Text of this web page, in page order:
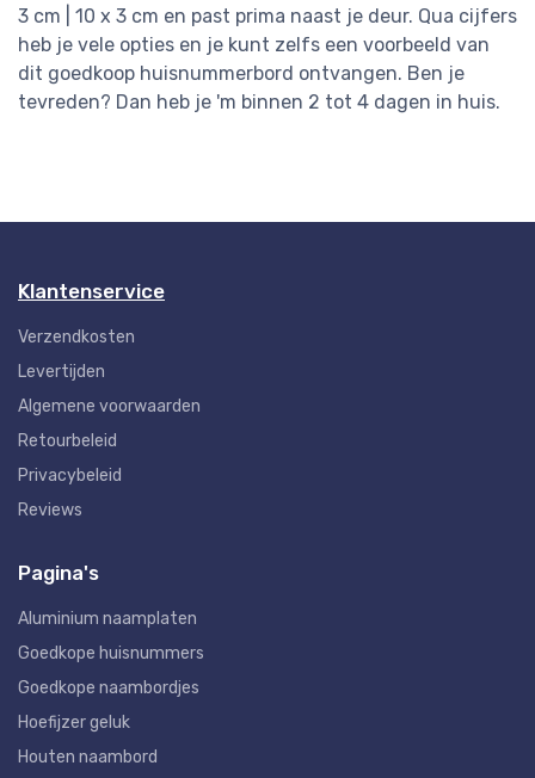
3 cm | 10 x 3 cm en past prima naast je deur. Qua cijfers
heb je vele opties en je kunt zelfs een voorbeeld van
dit goedkoop huisnummerbord ontvangen. Ben je
tevreden? Dan heb je 'm binnen 2 tot 4 dagen in huis.
Klantenservice
Verzendkosten
Levertijden
Algemene voorwaarden
Retourbeleid
Privacybeleid
Reviews
Pagina's
Aluminium naamplaten
Goedkope huisnummers
Goedkope naambordjes
Hoefijzer geluk
Houten naambord